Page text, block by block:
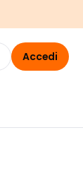
Accedi